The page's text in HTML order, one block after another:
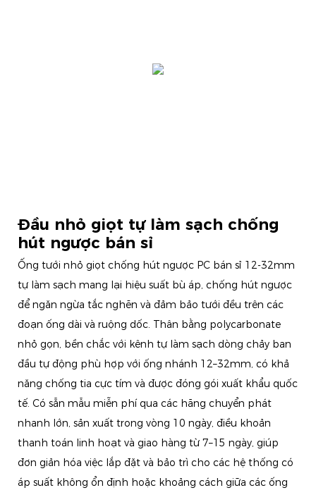
Đầu nhỏ giọt tự làm sạch chống
hút ngược bán sỉ
Ống tưới nhỏ giọt chống hút ngược PC bán sỉ 12-32mm
tự làm sạch mang lại hiệu suất bù áp, chống hút ngược
để ngăn ngừa tắc nghẽn và đảm bảo tưới đều trên các
đoạn ống dài và ruộng dốc. Thân bằng polycarbonate
nhỏ gọn, bền chắc với kênh tự làm sạch dòng chảy ban
đầu tự động phù hợp với ống nhánh 12–32mm, có khả
năng chống tia cực tím và được đóng gói xuất khẩu quốc
tế. Có sẵn mẫu miễn phí qua các hãng chuyển phát
nhanh lớn, sản xuất trong vòng 10 ngày, điều khoản
thanh toán linh hoạt và giao hàng từ 7–15 ngày, giúp
đơn giản hóa việc lắp đặt và bảo trì cho các hệ thống có
áp suất không ổn định hoặc khoảng cách giữa các ống